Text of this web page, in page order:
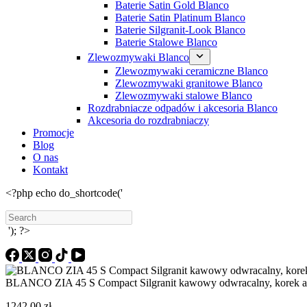
Baterie Satin Gold Blanco
Baterie Satin Platinum Blanco
Baterie Silgranit-Look Blanco
Baterie Stalowe Blanco
Zlewozmywaki Blanco
Zlewozmywaki ceramiczne Blanco
Zlewozmywaki granitowe Blanco
Zlewozmywaki stalowe Blanco
Rozdrabniacze odpadów i akcesoria Blanco
Akcesoria do rozdrabniaczy
Promocje
Blog
O nas
Kontakt
<?php echo do_shortcode('
Search
'); ?>
BLANCO ZIA 45 S Compact Silgranit kawowy odwracalny, korek